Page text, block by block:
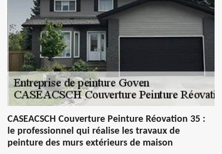
CASEACSCH Couverture Peinture Réovation 35 :
le professionnel qui réalise les travaux de
peinture des murs extérieurs de maison